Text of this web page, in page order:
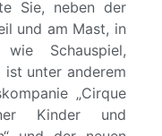
Sie, neben der
und am Mast, in
wie Schauspiel,
ist unter anderem
„Cirque
Kinder und